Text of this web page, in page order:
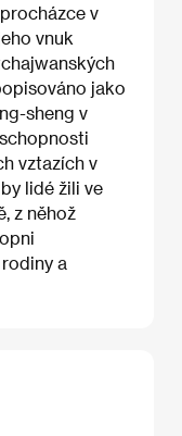
v
vnuk
jako
sheng v
vztazích v
lidé žili ve
z něhož
a